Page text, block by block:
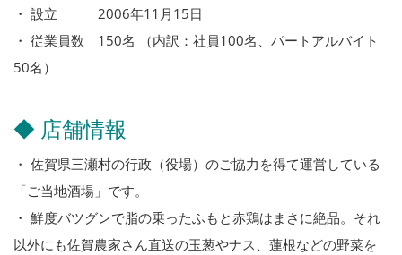
・ 設立 2006年11月15日
・ 従業員数 150名 （内訳：社員100名、パートアルバイト
50名）
◆ 店舗情報
・ 佐賀県三瀬村の行政（役場）のご協力を得て運営している
「ご当地酒場」です。
・ 鮮度バツグンで脂の乗ったふもと赤鶏はまさに絶品。それ
以外にも佐賀農家さん直送の玉葱やナス、蓮根などの野菜を